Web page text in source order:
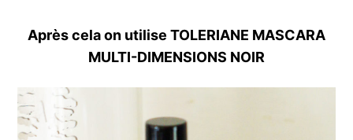
Après cela on utilise TOLERIANE MASCARA
MULTI-DIMENSIONS NOIR